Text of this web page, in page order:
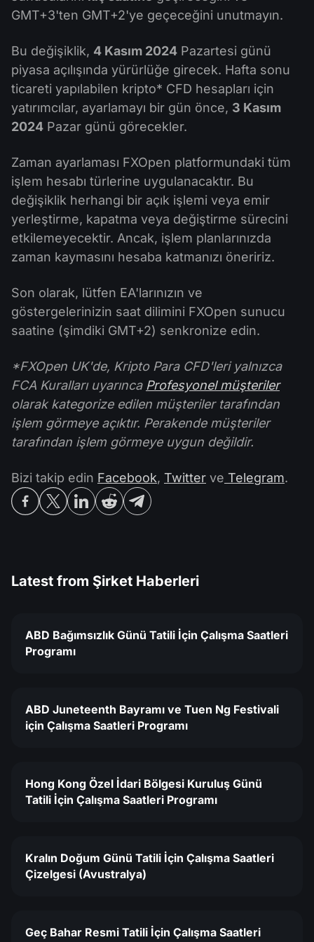
GMT+3'ten GMT+2'ye geçeceğini unutmayın.
Bu değişiklik, 4 Kasım 2024 Pazartesi günü
piyasa açılışında yürürlüğe girecek. Hafta sonu
ticareti yapılabilen kripto* CFD hesapları için
yatırımcılar, ayarlamayı bir gün önce, 3 Kasım
2024 Pazar günü görecekler.
Zaman ayarlaması FXOpen platformundaki tüm
işlem hesabı türlerine uygulanacaktır. Bu
değişiklik herhangi bir açık işlemi veya emir
yerleştirme, kapatma veya değiştirme sürecini
etkilemeyecektir. Ancak, işlem planlarınızda
zaman kaymasını hesaba katmanızı öneririz.
Son olarak, lütfen EA'larınızın ve
göstergelerinizin saat dilimini FXOpen sunucu
saatine (şimdiki GMT+2) senkronize edin.
*FXOpen UK'de, Kripto Para CFD'leri yalnızca
FCA Kuralları uyarınca Profesyonel müşteriler
olarak kategorize edilen müşteriler tarafından
işlem görmeye açıktır. Perakende müşteriler
tarafından işlem görmeye uygun değildir.
Bizi takip edin Facebook, Twitter ve Telegram.
Latest from Şirket Haberleri
ABD Bağımsızlık Günü Tatili İçin Çalışma Saatleri
Programı
ABD Juneteenth Bayramı ve Tuen Ng Festivali
için Çalışma Saatleri Programı
Hong Kong Özel İdari Bölgesi Kuruluş Günü
Tatili İçin Çalışma Saatleri Programı
Kralın Doğum Günü Tatili İçin Çalışma Saatleri
Çizelgesi (Avustralya)
Geç Bahar Resmi Tatili İçin Çalışma Saatleri